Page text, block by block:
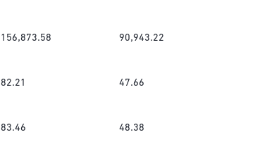
156,873.58 90,943.22
82.21 47.66
83.46 48.38